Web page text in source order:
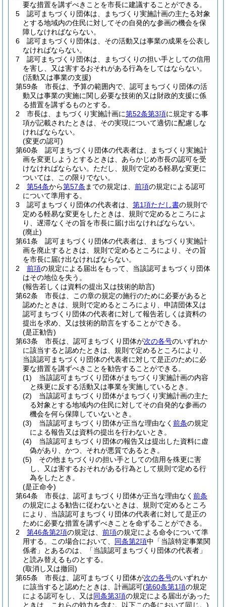
要な措置を講ずべきことを市長に建議することができる。
5
認可まちづくり団体は、まちづくり実施計画の主たる対象
とする地域内の住民に対してその自発的な参画の機会を保
障しなければならない。
6
認可まちづくり団体は、その活動又は事業の成果を公表し
なければならない。
7
認可まちづくり団体は、まちづくりの担い手としての信用
を害し、又は害するおそれがある行為をしてはならない。
(活動又は事業の支援)
第59条
市長は、予算の範囲内で、認可まちづくり団体の活
動又は事業の実施に関し必要な技術的又は財政的支援に係
る措置を講ずるものとする。
2
市長は、まちづくり実施計画に第52条第3項に規定する事
項が記載されたときは、その実現について適切に配慮しな
ければならない。
(変更の認可)
第60条
認可まちづくり団体の代表者は、まちづくり実施計
画を変更しようとするときは、あらかじめ市長の認可を受
けなければならない。 ただし、規則で定める軽易な変更に
ついては、この限りでない。
2
第54条から第57条 までの規定は、 前項の規定による認可
について準用する。
3
認可まちづくり団体の代表者は、 第1項ただし書の規則で
定める軽易な変更をしたときは、規則で定めるところによ
り、遅滞なくその旨を市長に届け出なければならない。
(廃止)
第61条
認可まちづくり団体の代表者は、まちづくり実施計
画を廃止するときは、規則で定めるところにより、その旨
を市長に届け出なければならない。
2
前項の規定による届出をもって、当該認可まちづくり団体
はその地位を失う。
(報告若しくは資料の提出又は技術的助言)
第62条
市長は、この章の規定の施行のために必要があると
認めたときは、規則で定めるところにより、申請団体又は
認可まちづくり団体の代表者に対して報告若しくは資料の
提出を求め、又は技術的助言をすることができる。
(是正勧告)
第63条
市長は、認可まちづくり団体が次の各号のいずれか
に該当すると認めたときは、規則で定めるところにより、
当該認可まちづくり団体の代表者に対して是正のために必
要な措置を講ずべきことを勧告することができる。
(1)
当該認可まちづくり団体がまちづくり実施計画の内容
と殊更に反する活動又は事業を実施しているとき。
(2)
当該認可まちづくり団体がまちづくり実施計画の主た
る対象とする地域内の住民に対してその自発的な参画の
機会を何ら保障していないとき。
(3)
当該認可まちづくり団体が正当な理由なく 前条の規定
による報告又は資料の提出を行わないとき。
(4)
当該認可まちづくり団体の報告又は提出した資料に虚
偽があり、かつ、それが悪質であるとき。
(5)
その他まちづくりの担い手としての信用を殊更に害
し、又は害するおそれがある行為として規則で定める行
為をしたとき。
(是正命令)
第64条
市長は、認可まちづくり団体が正当な理由なく 前条
の規定による勧告に従わないときは、規則で定めるところ
により、当該認可まちづくり団体の代表者に対して是正の
ために必要な措置を講ずべきことを命ずることができる。
2
第46条第2項の規定は、 前項の規定による命令について準
用する。
この場合において、 同条第2項中「当該特定事業関
係者」とあるのは、「当該認可まちづくり団体の代表者」
と読み替えるものとする。
(取消し又は撤回)
第65条
市長は、認可まちづくり団体が次の各号のいずれか
に該当すると認めたときは、計画認可(第60条第1項の規定
による認可をし、又は同条第3項の規定による届出があった
ときは、これらの効力を含む。以下この条において同じ。)